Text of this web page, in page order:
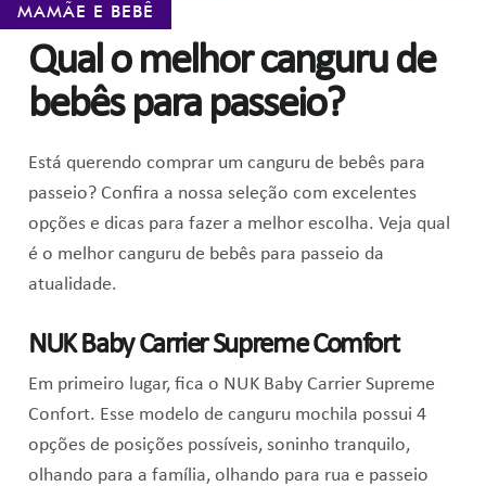
MAMÃE E BEBÊ
Qual o melhor canguru de
bebês para passeio?
Está querendo comprar um canguru de bebês para
passeio? Confira a nossa seleção com excelentes
opções e dicas para fazer a melhor escolha. Veja qual
é o melhor canguru de bebês para passeio da
atualidade.
NUK Baby Carrier Supreme Comfort
Em primeiro lugar, fica o NUK Baby Carrier Supreme
Confort. Esse modelo de canguru mochila possui 4
opções de posições possíveis, soninho tranquilo,
olhando para a família, olhando para rua e passeio